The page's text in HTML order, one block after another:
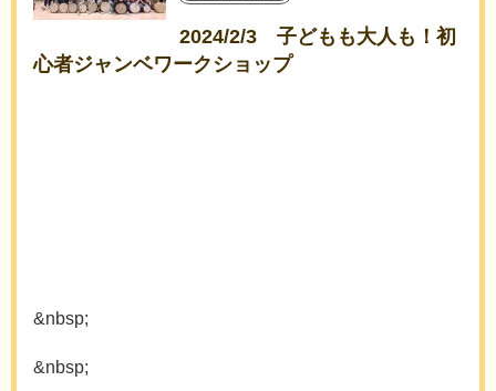
2024/2/3 子どもも大人も！初
心者ジャンベワークショップ
&nbsp;
&nbsp;